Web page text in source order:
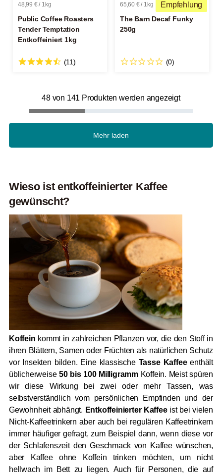
48,99 € / 1kg
Public Coffee Roasters
Tender Temptation
Entkoffeiniert 1kg
(11)
Empfehlung
65,60 € / 1kg
The Barn Decaf Funky
250g
(0)
48 von 141 Produkten werden angezeigt
Mehr laden
Wieso ist entkoffeinierter Kaffee
gewünscht?
Koffein kommt in zahlreichen Pflanzen vor, die den Stoff in
ihren Blättern, Samen oder Früchten als natürlichen Schutz
vor Insekten bilden. Eine klassische Tasse Kaffeeenthält
üblicherweise 50 bis 100 Milligramm Koffein. Meist spüren
wir diese Wirkung bei zwei oder mehr Tassen, was
selbstverständlich vom persönlichen Empfinden und der
Gewohnheit abhängt. Entkoffeinierter Kaffeeist bei vielen
Nicht-Kaffeetrinkern aber auch bei regulären Kaffeetrinkern
immer häufiger gefragt, zum Beispiel dann, wenn diese vor
der Schlafenszeit den Geschmack von Kaffee wünschen,
aber Kaffee ohne Koffein trinken möchten, um nicht
hellwach im Bett zu liegen. Auch für Personen, die auf